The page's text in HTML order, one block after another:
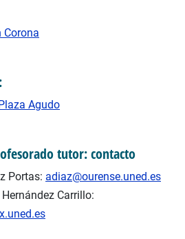
Corona
Agudo
tutor: contacto
Portas: adiaz@ourense.uned.es
Carrillo: